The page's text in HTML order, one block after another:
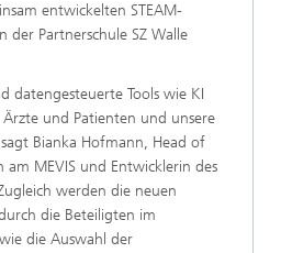
entwickelten STEAM-
der Partnerschule SZ Walle
datengesteuerte Tools wie KI
und Patienten und unsere
Bianka Hofmann, Head of
am MEVIS und Entwicklerin des
werden die neuen
die Beteiligten im
die Auswahl der